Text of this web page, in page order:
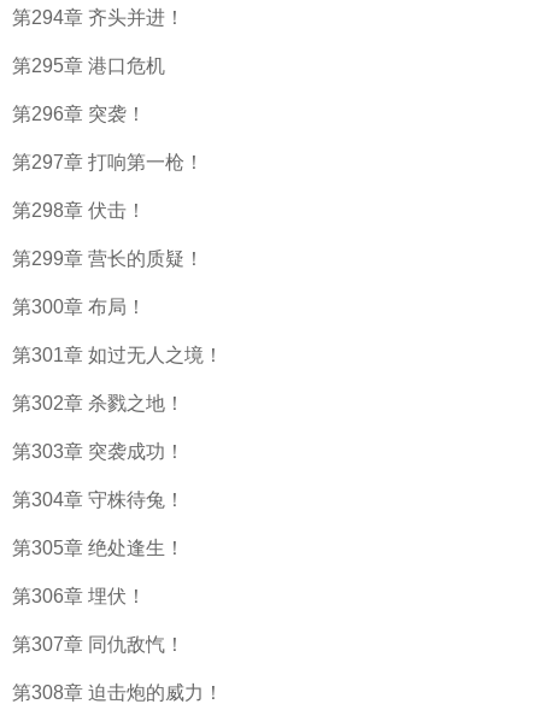
第294章 齐头并进！
第295章 港口危机
第296章 突袭！
第297章 打响第一枪！
第298章 伏击！
第299章 营长的质疑！
第300章 布局！
第301章 如过无人之境！
第302章 杀戮之地！
第303章 突袭成功！
第304章 守株待兔！
第305章 绝处逢生！
第306章 埋伏！
第307章 同仇敌忾！
第308章 迫击炮的威力！